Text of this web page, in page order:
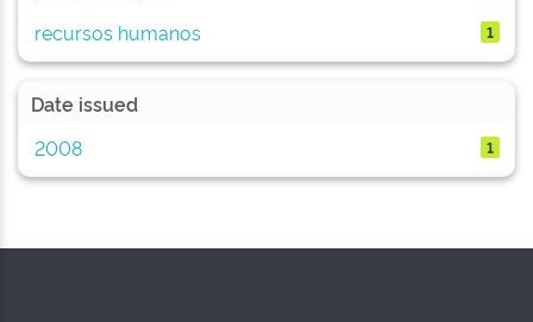
recursos humanos 1
Date issued
2008
1